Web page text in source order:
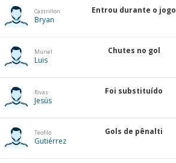
2 4
0 6
Castrillon
Bryan
Entrou durante o jogo
Muriel
Luis
Chutes no gol
Rivas
Jesús
Foi substituído
Teofilo
Gutiérrez
Gols de pênalti